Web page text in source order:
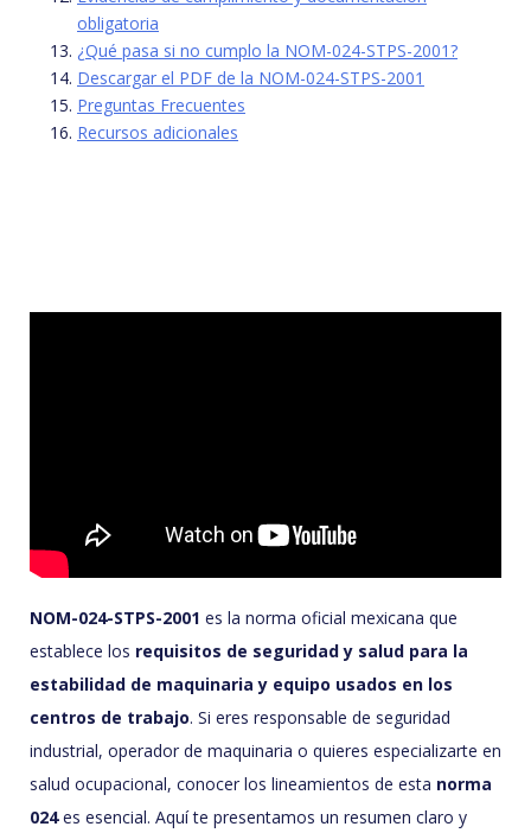
obligatoria
¿Qué pasa si no cumplo la NOM-024-STPS-2001?
Descargar el PDF de la NOM-024-STPS-2001
Preguntas Frecuentes
Recursos adicionales
NOM-024-STPS-2001 es la norma oficial mexicana que
establece los requisitos de seguridad y salud para la
estabilidad de maquinaria y equipo usados en los
centros de trabajo. Si eres responsable de seguridad
industrial, operador de maquinaria o quieres especializarte en
salud ocupacional, conocer los lineamientos de esta norma
024es esencial. Aquí te presentamos un resumen claro y